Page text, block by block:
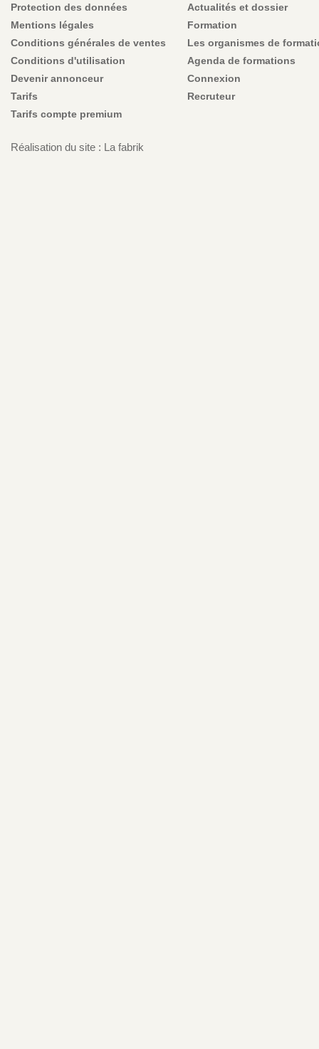
Protection des données
Mentions légales
Conditions générales de ventes
Conditions d'utilisation
Devenir annonceur
Tarifs
Tarifs compte premium
Actualités et dossier
Formation
Les organismes de
Agenda de formations
Connexion
Recruteur
Réalisation du site : La fabrik